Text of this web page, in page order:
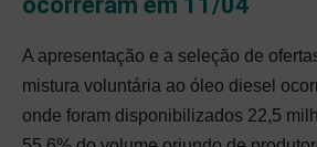
A apresentação e a seleção de
mistura voluntária ao óleo diesel
onde foram disponibilizados 22,5